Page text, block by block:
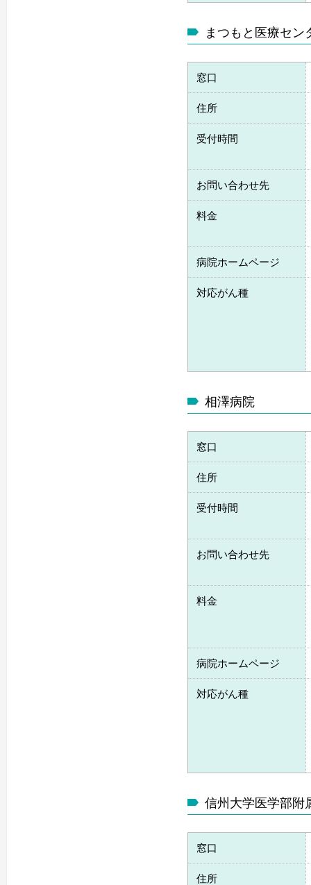
まつもと医療セン
窓口
住所
受付時間
お問い合わせ先
料金
病院ホームページ
対応がん種
相澤病院
窓口
住所
受付時間
お問い合わせ先
料金
病院ホームページ
対応がん種
信州大学医学部附
窓口
住所